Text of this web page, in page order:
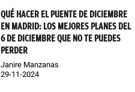
QUÉ HACER EL PUENTE DE DICIEMBRE
EN MADRID: LOS MEJORES PLANES DEL
6 DE DICIEMBRE QUE NO TE PUEDES
PERDER
Janire Manzanas
29-11-2024